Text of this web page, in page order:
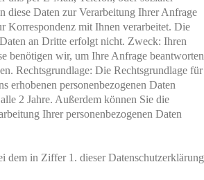
diese Daten zur Verarbeitung Ihrer Anfrage
Korrespondenz mit Ihnen verarbeitet. Die
an Dritte erfolgt nicht. Zweck: Ihren
benötigen wir, um Ihre Anfrage beantworten
Rechtsgrundlage: Die Rechtsgrundlage für
personenbezogenen Daten
2 Jahre. Außerdem können Sie die
Ihrer personenbezogenen Daten
dem in Ziffer 1. dieser Datenschutzerklärung